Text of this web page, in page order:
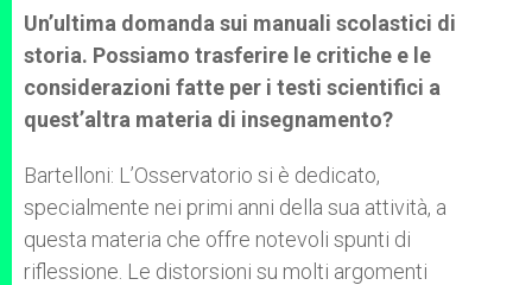
Un’ultima domanda sui manuali scolastici di
storia. Possiamo trasferire le critiche e le
considerazioni fatte per i testi scientifici a
quest’altra materia di insegnamento?
Bartelloni: L’Osservatorio si è dedicato,
specialmente nei primi anni della sua attività, a
questa materia che offre notevoli spunti di
riflessione. Le distorsioni su molti argomenti